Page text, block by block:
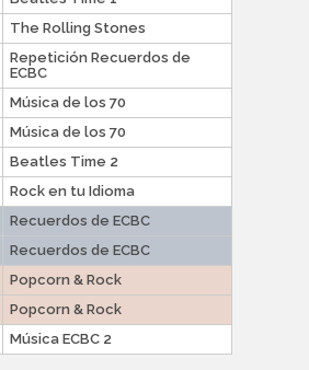
The Rolling Stones
Repetición Recuerdos de
ECBC
Música de los 70
Música de los 70
Beatles Time 2
Rock en tu Idioma
Recuerdos de ECBC
Recuerdos de ECBC
Popcorn & Rock
Popcorn & Rock
Música ECBC 2